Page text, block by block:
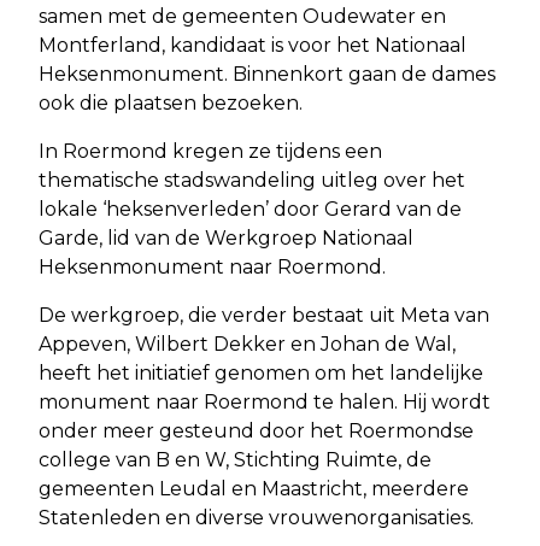
samen met de gemeenten Oudewater en
Montferland, kandidaat is voor het Nationaal
Heksenmonument. Binnenkort gaan de dames
ook die plaatsen bezoeken.
In Roermond kregen ze tijdens een
thematische stadswandeling uitleg over het
lokale ‘heksenverleden’ door Gerard van de
Garde, lid van de Werkgroep Nationaal
Heksenmonument naar Roermond.
De werkgroep, die verder bestaat uit Meta van
Appeven, Wilbert Dekker en Johan de Wal,
heeft het initiatief genomen om het landelijke
monument naar Roermond te halen. Hij wordt
onder meer gesteund door het Roermondse
college van B en W, Stichting Ruimte, de
gemeenten Leudal en Maastricht, meerdere
Statenleden en diverse vrouwenorganisaties.